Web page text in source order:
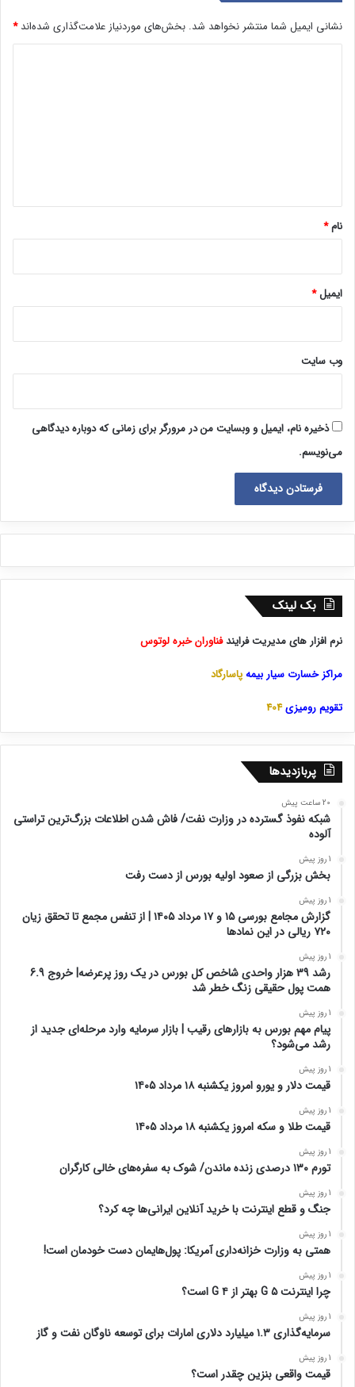
نشانی ایمیل شما منتشر نخواهد شد. بخش‌های موردنیاز علامت‌گذاری شده‌اند*
نام*
ایمیل*
وب‌ سایت
ذخیره نام، ایمیل و وبسایت من در مرورگر برای زمانی که دوباره دیدگاهی
می‌نویسم.
بک لینک
نرم افزار های مدیریت فرایندفناوران خبره لوتوس
مراکز خسارت سیار بیمهپاسارگاد
تقویم رومیزی404
پربازدیدها
20 ساعت پیش
شبکه نفوذ گسترده در وزارت نفت/ فاش شدن اطلاعات بزرگ‌ترین تراستی‌
آلوده
1 روز پیش
بخش بزرگی از صعود اولیه بورس از دست رفت
1 روز پیش
گزارش مجامع بورسی ۱۵ و ۱۷ مرداد ۱۴۰۵ | از تنفس مجمع تا تحقق زیان
۷۲۰ ریالی در این نماد‌ها
1 روز پیش
رشد 39 هزار واحدی شاخص کل بورس در یک روز پرعرضه| خروج 6.9
همت پول حقیقی زنگ خطر شد
1 روز پیش
پیام مهم بورس به بازارهای رقیب | بازار سرمایه وارد مرحله‌ای جدید از
رشد می‌شود؟
1 روز پیش
قیمت دلار و یورو امروز یکشنبه ۱۸ مرداد ۱۴۰۵
1 روز پیش
قیمت طلا و سکه امروز یکشنبه ۱۸ مرداد ۱۴۰۵
1 روز پیش
تورم ۱۳۰ درصدی زنده ماندن/ شوک به سفره‌های خالی کارگران
1 روز پیش
جنگ و قطع اینترنت با خرید آنلاین ایرانی‌ها چه کرد؟
1 روز پیش
همتی به وزارت خزانه‌داری آمریکا: پول‌هایمان دست خودمان است!
1 روز پیش
چرا اینترنت ۵ G بهتر از ۴ G است؟
1 روز پیش
سرمایه‌گذاری ۱.۳ میلیارد دلاری امارات برای توسعه ناوگان نفت و گاز
1 روز پیش
قیمت واقعی بنزین چقدر است؟